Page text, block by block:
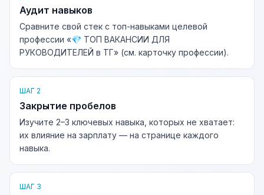
Аудит навыков
Сравните свой стек с топ-навыками целевой
профессии «💎 ТОП ВАКАНСИИ ДЛЯ
РУКОВОДИТЕЛЕЙ в ТГ» (см. карточку профессии).
ШАГ 2
Закрытие пробелов
Изучите 2–3 ключевых навыка, которых не хватает:
их влияние на зарплату — на странице каждого
навыка.
ШАГ 3